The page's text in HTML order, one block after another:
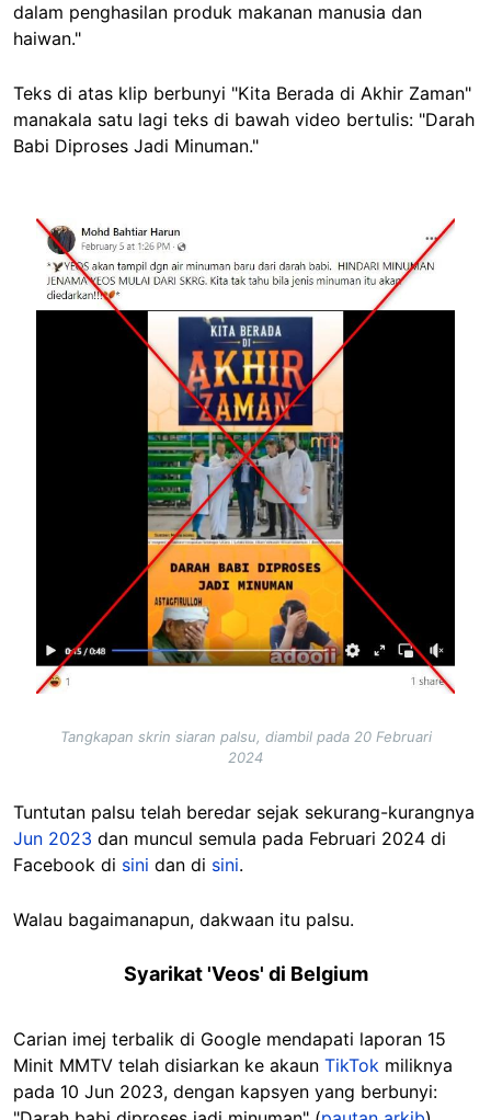
dalam penghasilan produk makanan manusia dan
haiwan."
Teks di atas klip berbunyi "Kita Berada di Akhir Zaman"
manakala satu lagi teks di bawah video bertulis: "Darah
Babi Diproses Jadi Minuman."
Image
Tangkapan skrin siaran palsu, diambil pada 20 Februari
2024
Tuntutan palsu telah beredar sejak sekurang-kurangnya
Jun 2023 dan muncul semula pada Februari 2024 di
Facebook di sini dan di sini.
Walau bagaimanapun, dakwaan itu palsu.
Syarikat 'Veos' di Belgium
Carian imej terbalik di Google mendapati laporan 15
Minit MMTV telah disiarkan ke akaun TikTok miliknya
pada 10 Jun 2023, dengan kapsyen yang berbunyi: